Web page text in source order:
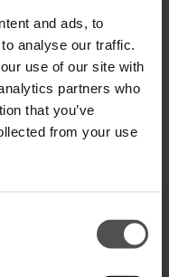
and ads, to
analyse our traffic.
use of our site with
partners who
that you’ve
from your use